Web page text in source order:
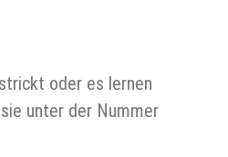
oder es lernen
unter der Nummer